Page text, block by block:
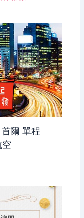
爾 單程